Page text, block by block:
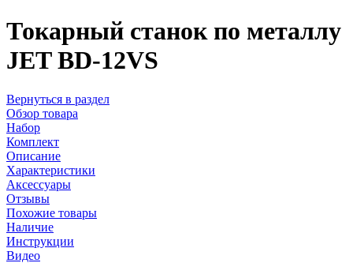
Токарный станок по металлу
JET BD-12VS
Вернуться в раздел
Обзор товара
Набор
Комплект
Описание
Характеристики
Аксессуары
Отзывы
Похожие товары
Наличие
Инструкции
Видео